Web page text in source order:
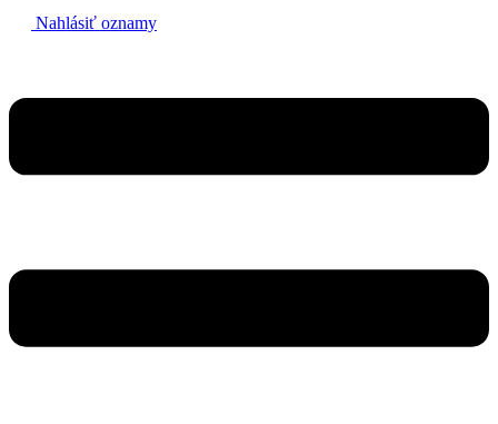
Nahlásiť oznamy